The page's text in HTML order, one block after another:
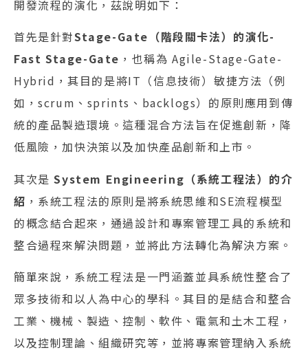
開發流程的演化，茲說明如下：
首先是針對Stage-Gate（階段關卡法）的演化-
Fast Stage-Gate ，也稱為 Agile-Stage-Gate-
Hybrid，其目的是將IT（信息技術）敏捷方法（例
如，scrum、sprints、backlogs）的原則應用到傳
統的產品製造環境。這種混合方法旨在促進創新，降
低風險，加快決策以及加快產品創新和上市。
其次是System Engineering（系統工程法）的介
紹 ，系統工程法的原則是將系統思維和SE流程模型
的概念結合起來，通過設計和專案管理工具的系統和
整合過程來解決問題，並將此方法轉化為解決方案。
簡單來說，系統工程法是一門涵蓋並具系統性整合了
眾多技術和以人為中心的學科。其目的是結合和整合
工業、機械、製造、控制、軟件、電氣和土木工程，
以及控制理論、組織研究等，並將專案管理納入系統